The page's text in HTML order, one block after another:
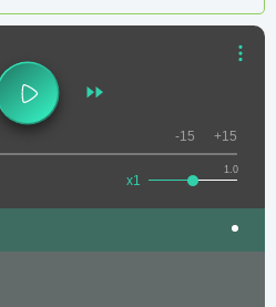
1.0
x1
-15 +15